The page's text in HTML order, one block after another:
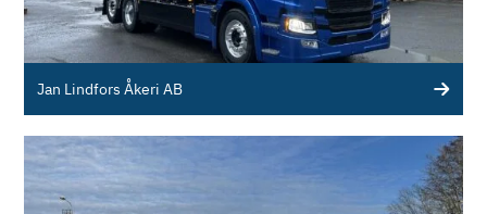
Jan Lindfors Åkeri AB